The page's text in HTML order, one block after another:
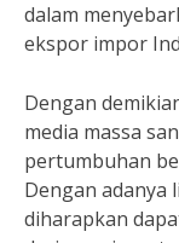
dalam
ekspor impor
Dengan
media massa
pertumbuhan
Dengan adanya
diharapkan